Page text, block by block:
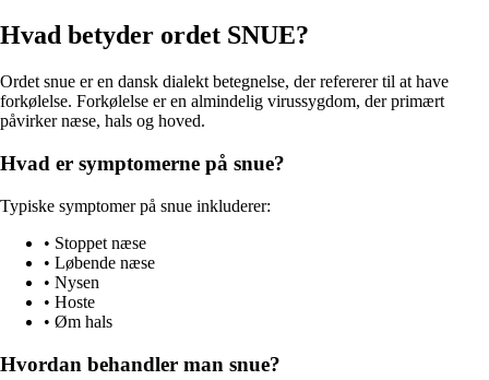
Hvad betyder ordet SNUE?
Ordet snue er en dansk dialekt betegnelse, der refererer til at have
forkølelse. Forkølelse er en almindelig virussygdom, der primært
påvirker næse, hals og hoved.
Hvad er symptomerne på snue?
Typiske symptomer på snue inkluderer:
• Stoppet næse
• Løbende næse
• Nysen
• Hoste
• Øm hals
Hvordan behandler man snue?